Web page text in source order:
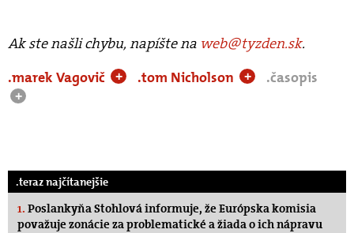
Ak ste našli chybu, napíšte na web@tyzden.sk.
.marek Vagovič
+ .tom Nicholson + .časopis
+
.teraz najčítanejšie
1. Poslankyňa Stohlová informuje, že Európska komisia
považuje zonácie za problematické a žiada o ich nápravu